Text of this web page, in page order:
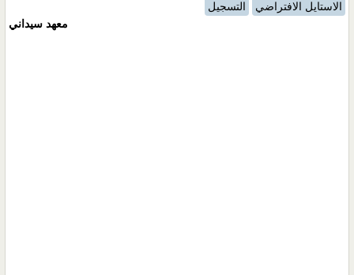
الاستايل الافتراضي
التسجيل
معهد سيداني